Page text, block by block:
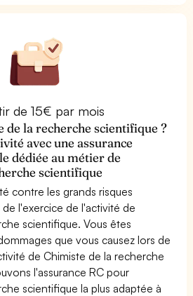
de 15€ par mois
de la recherche scientifique ?
avec une assurance
dédiée au métier de
scientifique
contre les grands risques
l'exercice de l'activité de
scientifique. Vous êtes
que vous causez lors de
de Chimiste de la recherche
l'assurance RC pour
scientifique la plus adaptée à